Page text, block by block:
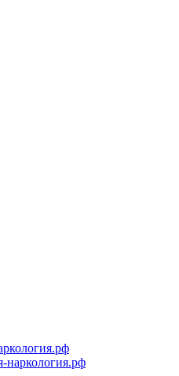
наркология.рф